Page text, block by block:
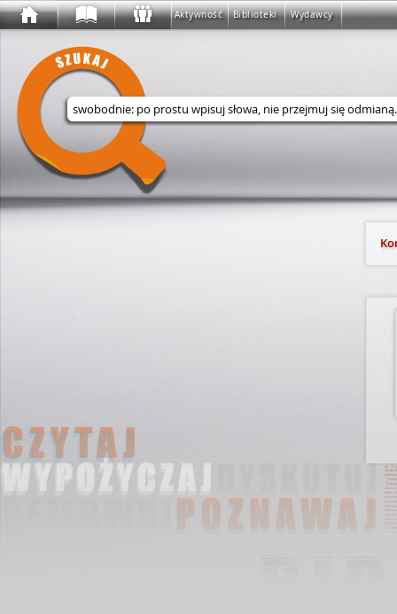
Aktywność Biblioteki Wydawcy
Wyszukaj w serwisie